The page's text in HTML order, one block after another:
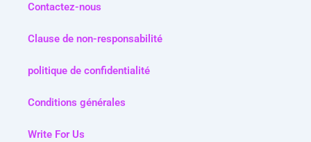
Contactez-nous
Clause de non-responsabilité
politique de confidentialité
Conditions générales
Write For Us